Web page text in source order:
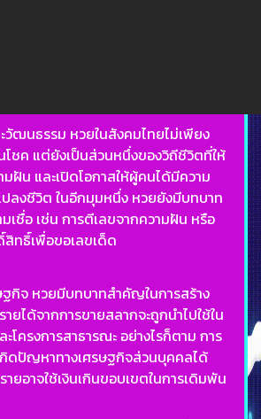
วัฒนธรรม หวยในสังคมไทยไม่เพียง
โชค แต่ยังเป็นส่วนหนึ่งของวิถีชีวิตที่ให้
มฝัน และเปิดโอกาสให้ผู้คนได้มีความ
ปลงชีวิต ในอีกมุมหนึ่ง หวยยังมีบทบาท
เชื่อ เช่น การตีเลขจากความฝัน หรือ
ทธิ์เพื่อขอเลขเด็ด
ฐกิจ หวยมีบทบาทสำคัญในการสร้าง
ยได้จากการขายสลากจะถูกนำไปใช้ใน
ครงการสาธารณะ อย่างไรก็ตาม การ
กิดปัญหาทางเศรษฐกิจส่วนบุคคลได้
ายอาจใช้เงินเกินขอบเขตในการเดิมพัน